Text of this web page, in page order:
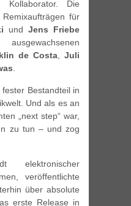
Die
für
und Jens Friebe
de Costa
Juli
Bestandteil in
Und als es an
„next step“ war,
zu tun – und zog
elektronischer
veröffentlichte
über absolute
erste Release in